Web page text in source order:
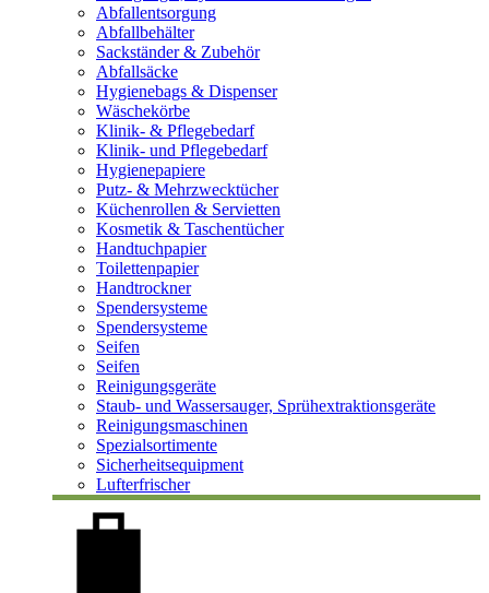
Abfallentsorgung
Abfallbehälter
Sackständer & Zubehör
Abfallsäcke
Hygienebags & Dispenser
Wäschekörbe
Klinik- & Pflegebedarf
Klinik- und Pflegebedarf
Hygienepapiere
Putz- & Mehrzwecktücher
Küchenrollen & Servietten
Kosmetik & Taschentücher
Handtuchpapier
Toilettenpapier
Handtrockner
Spendersysteme
Spendersysteme
Seifen
Seifen
Reinigungsgeräte
Staub- und Wassersauger, Sprühextraktionsgeräte
Reinigungsmaschinen
Spezialsortimente
Sicherheitsequipment
Lufterfrischer